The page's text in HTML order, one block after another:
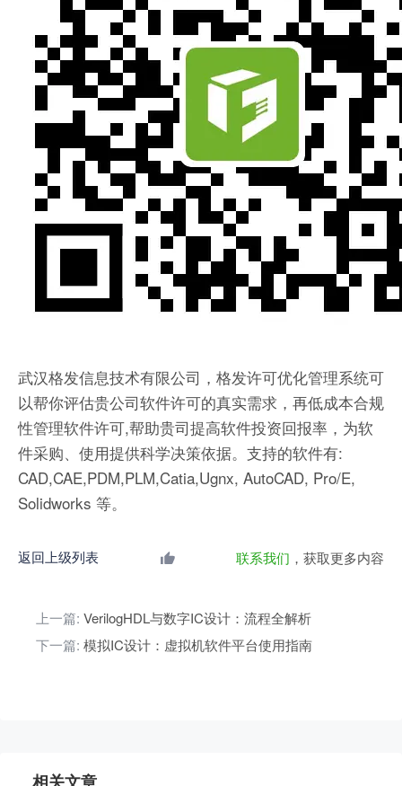
武汉格发信息技术有限公司，格发许可优化管理系统可
以帮你评估贵公司软件许可的真实需求，再低成本合规
性管理软件许可,帮助贵司提高软件投资回报率，为软
件采购、使用提供科学决策依据。支持的软件有:
CAD,CAE,PDM,PLM,Catia,Ugnx, AutoCAD, Pro/E,
Solidworks 等。
返回上级列表 联系我们 ，获取更多内容
上一篇: VerilogHDL与数字IC设计：流程全解析
下一篇: 模拟IC设计：虚拟机软件平台使用指南